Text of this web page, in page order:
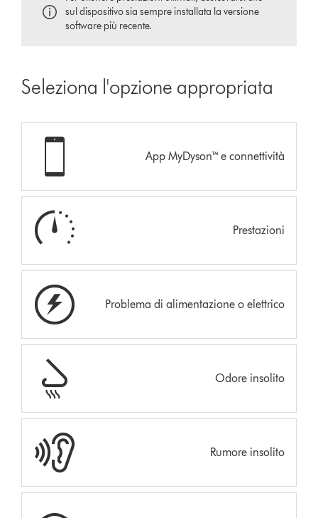
sul dispositivo sia sempre installata la versione
software più recente.
Seleziona l'opzione appropriata
App MyDyson™ e connettività
Prestazioni
Problema di alimentazione o elettrico
Odore insolito
Rumore insolito